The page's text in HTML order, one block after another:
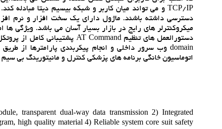
دسترسي داشته باشند. ماژول داراي يک سخت افزار و نرم
اتوماسيون خانگي برنامه هاي پزشکي کنترل و مانيتورينگ بي
transparent dual-way data transmission 2) Integrated
high quality material 4) Reliable system core suit safety